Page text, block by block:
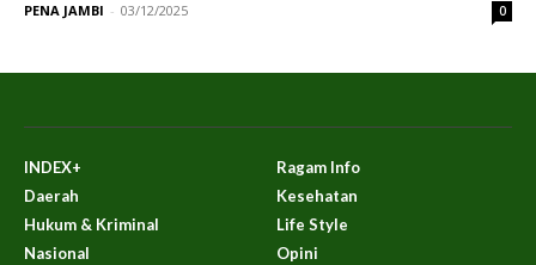
PENA JAMBI - 03/12/2025 0
INDEX+
Daerah
Hukum & Kriminal
Nasional
Ragam Info
Kesehatan
Life Style
Opini